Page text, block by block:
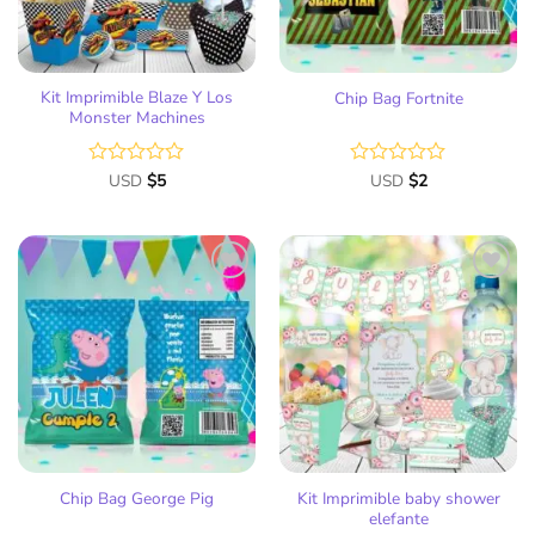
Kit Imprimible Blaze Y Los
Monster Machines
Valorado
de
USD $5
Chip Bag Fortnite
Valorado
de
5
USD $2
Añadir
a la
lista
de
deseos
Chip Bag George Pig
Añadir
a la
lista
de
deseos
Kit Imprimible baby shower
elefante